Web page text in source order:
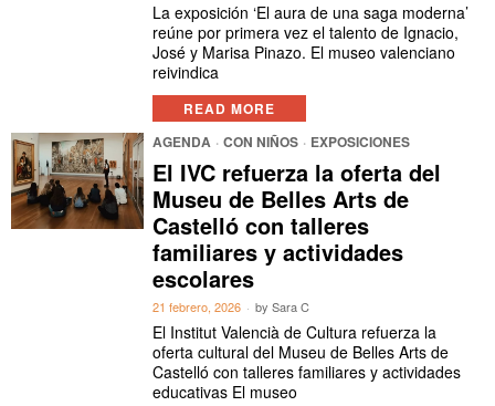
La exposición ‘El aura de una saga moderna’
reúne por primera vez el talento de Ignacio,
José y Marisa Pinazo. El museo valenciano
reivindica
READ MORE
AGENDA · CON NIÑOS · EXPOSICIONES
El IVC refuerza la oferta del
Museu de Belles Arts de
Castelló con talleres
familiares y actividades
escolares
21 febrero, 2026 bySara C
El Institut Valencià de Cultura refuerza la
oferta cultural del Museu de Belles Arts de
Castelló con talleres familiares y actividades
educativas El museo